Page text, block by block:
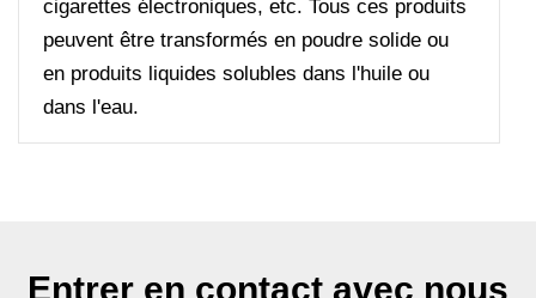
cigarettes électroniques, etc. Tous ces produits
peuvent être transformés en poudre solide ou
en produits liquides solubles dans l'huile ou
dans l'eau.
Entrer en contact avec nous